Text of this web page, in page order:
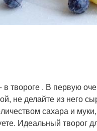
твороге . В первую
не делайте из него
сахара и
Идеальный творог